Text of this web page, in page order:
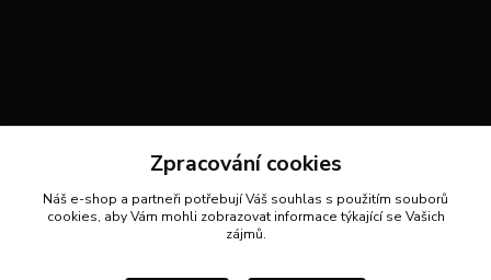
Zpracování cookies
Náš e-shop a partneři potřebují Váš souhlas s použitím souborů
cookies, aby Vám mohli zobrazovat informace týkající se Vašich
zájmů.